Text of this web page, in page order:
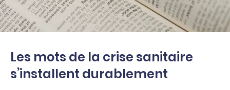
Les mots de la crise sanitaire
s’installent durablement